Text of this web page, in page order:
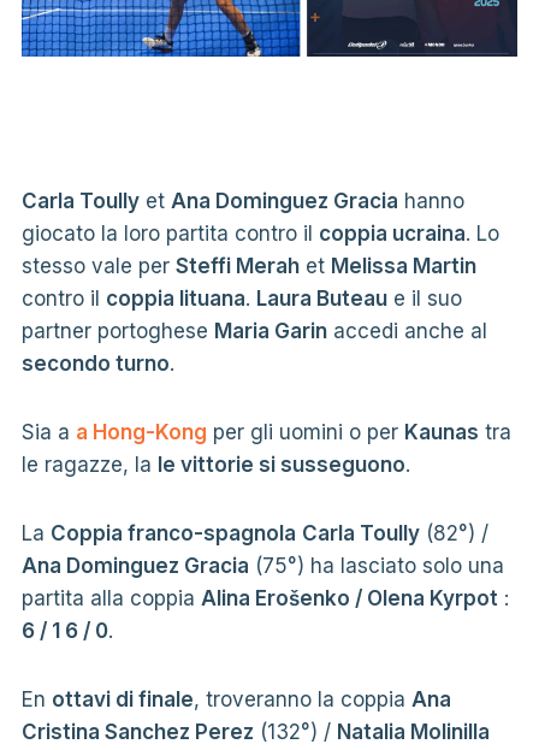
Carla Toullyet Ana Dominguez Gracia hanno
giocato la loro partita contro il coppia ucraina. Lo
stesso vale per Steffi Merahet Melissa Martin
contro il coppia lituana. Laura Buteaue il suo
partner portoghese Maria Garinaccedi anche al
secondo turno.
Sia a a Hong-Kong per gli uomini o per Kaunas tra
le ragazze, la le vittorie si susseguono.
La Coppia franco-spagnola Carla Toully(82°) /
Ana Dominguez Gracia (75°) ha lasciato solo una
partita alla coppia Alina Erošenko / Olena Kyrpot :
6 / 1 6 / 0.
En ottavi di finale, troveranno la coppia Ana
Cristina Sanchez Perez (132°) / Natalia Molinilla